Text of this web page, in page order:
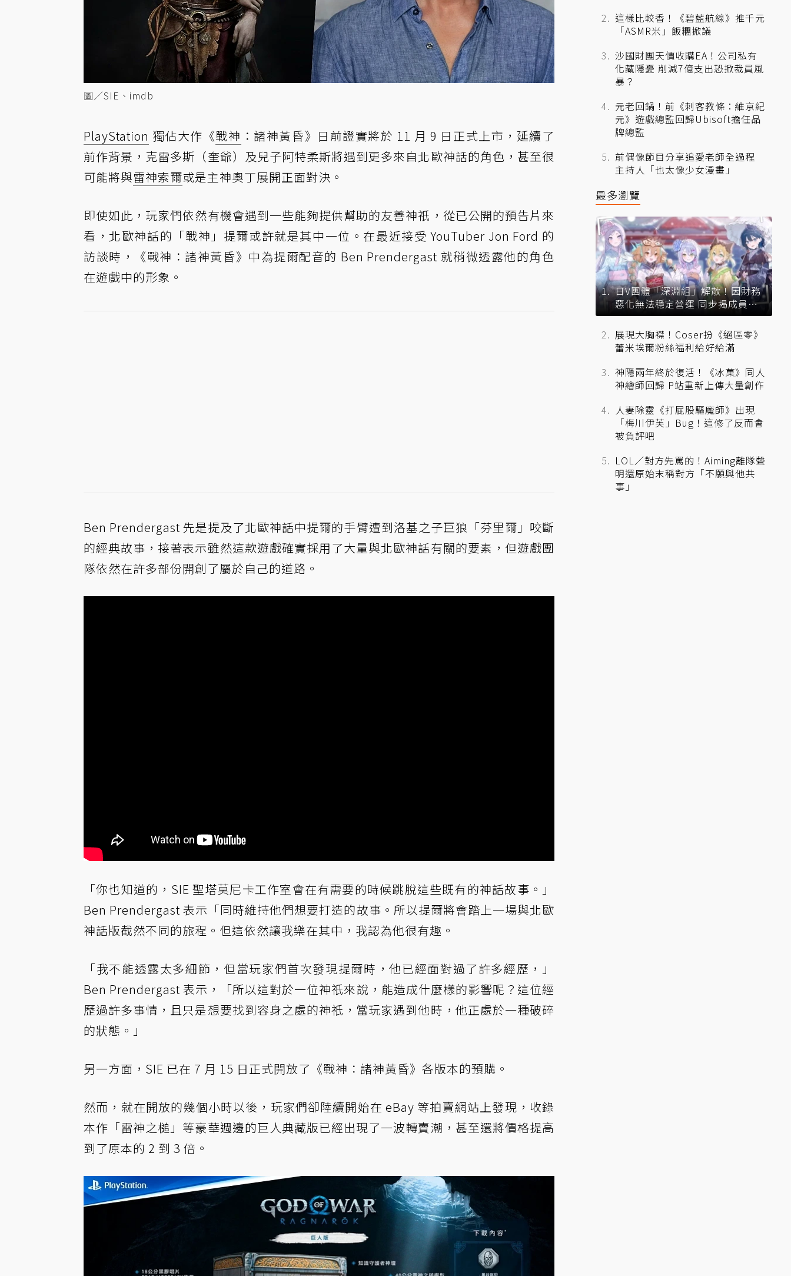
圖／SIE、imdb
PlayStation 獨佔大作《戰神 ：諸神黃昏》日前證實將於 11 月 9 日正式上市，延續了
前作背景，克雷多斯（奎爺）及兒子阿特柔斯將遇到更多來自北歐神話的角色，甚至很
可能將與雷神索爾或是主神奧丁展開正面對決。
即使如此，玩家們依然有機會遇到一些能夠提供幫助的友善神祇，從已公開的預告片來
看，北歐神話的「戰神」提爾或許就是其中一位。在最近接受 YouTuber Jon Ford 的
訪談時，《戰神：諸神黃昏》中為提爾配音的 Ben Prendergast 就稍微透露他的角色
在遊戲中的形象。
Ben Prendergast 先是提及了北歐神話中提爾的手臂遭到洛基之子巨狼「芬里爾」咬斷
的經典故事，接著表示雖然這款遊戲確實採用了大量與北歐神話有關的要素，但遊戲團
隊依然在許多部份開創了屬於自己的道路。
「你也知道的，SIE 聖塔莫尼卡工作室會在有需要的時候跳脫這些既有的神話故事。」
Ben Prendergast 表示「同時維持他們想要打造的故事。所以提爾將會踏上一場與北歐
神話版截然不同的旅程。但這依然讓我樂在其中，我認為他很有趣。
「我不能透露太多細節，但當玩家們首次發現提爾時，他已經面對過了許多經歷，」
Ben Prendergast 表示，「所以這對於一位神祇來說，能造成什麼樣的影響呢？這位經
歷過許多事情，且只是想要找到容身之處的神祇，當玩家遇到他時，他正處於一種破碎
的狀態。」
另一方面，SIE 已在 7 月 15 日正式開放了《戰神：諸神黃昏》各版本的預購。
然而，就在開放的幾個小時以後，玩家們卻陸續開始在 eBay 等拍賣網站上發現，收錄
本作「雷神之槌」等豪華週邊的巨人典藏版已經出現了一波轉賣潮，甚至還將價格提高
到了原本的 2 到 3 倍。
這樣比較香！《碧藍航線》推千元
「ASMR米」飯糰掀議
沙國財團天價收購EA！公司私有
化藏隱憂 削減7億支出恐掀裁員風
暴？
元老回鍋！前《刺客教條：維京紀
元》遊戲總監回歸Ubisoft擔任品
牌總監
前偶像節目分享追愛老師全過程
主持人「也太像少女漫畫」
最多瀏覽
日V團體「深淵組」解散！因財務
惡化無法穩定營運 同步揭成員未
來去向
展現大胸襟！Coser扮《絕區零》
蕾米埃爾粉絲福利給好給滿
神隱兩年終於復活！《冰菓》同人
神繪師回歸 P站重新上傳大量創作
人妻除靈《打屁股驅魔師》出現
「梅川伊芙」Bug！這修了反而會
被負評吧
LOL／對方先罵的！Aiming離隊聲
明還原始末稱對方「不願與他共
事」